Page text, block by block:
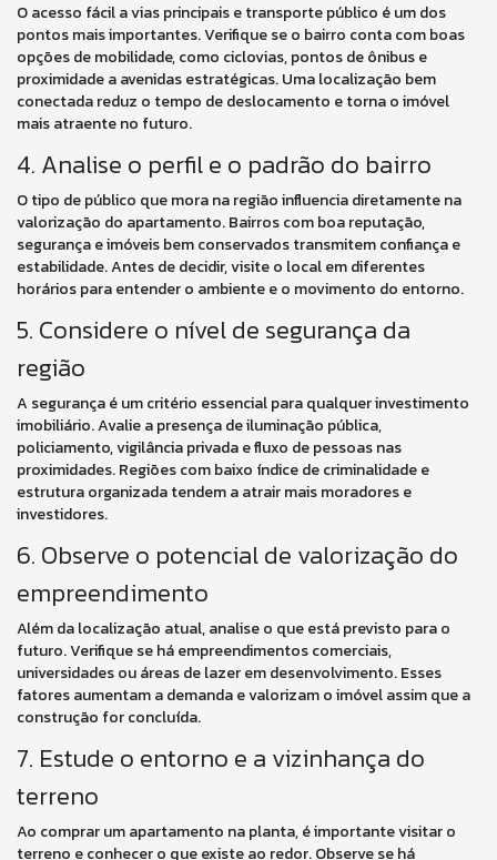
O acesso fácil a vias principais e transporte público é um dos
pontos mais importantes. Verifique se o bairro conta com boas
opções de mobilidade, como ciclovias, pontos de ônibus e
proximidade a avenidas estratégicas. Uma localização bem
conectada reduz o tempo de deslocamento e torna o imóvel
mais atraente no futuro.
4. Analise o perfil e o padrão do bairro
O tipo de público que mora na região influencia diretamente na
valorização do apartamento. Bairros com boa reputação,
segurança e imóveis bem conservados transmitem confiança e
estabilidade. Antes de decidir, visite o local em diferentes
horários para entender o ambiente e o movimento do entorno.
5. Considere o nível de segurança da
região
A segurança é um critério essencial para qualquer investimento
imobiliário. Avalie a presença de iluminação pública,
policiamento, vigilância privada e fluxo de pessoas nas
proximidades. Regiões com baixo índice de criminalidade e
estrutura organizada tendem a atrair mais moradores e
investidores.
6. Observe o potencial de valorização do
empreendimento
Além da localização atual, analise o que está previsto para o
futuro. Verifique se há empreendimentos comerciais,
universidades ou áreas de lazer em desenvolvimento. Esses
fatores aumentam a demanda e valorizam o imóvel assim que a
construção for concluída.
7. Estude o entorno e a vizinhança do
terreno
Ao comprar um apartamento na planta, é importante visitar o
terreno e conhecer o que existe ao redor. Observe se há